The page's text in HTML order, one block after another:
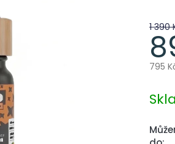
1 390
795
cena: